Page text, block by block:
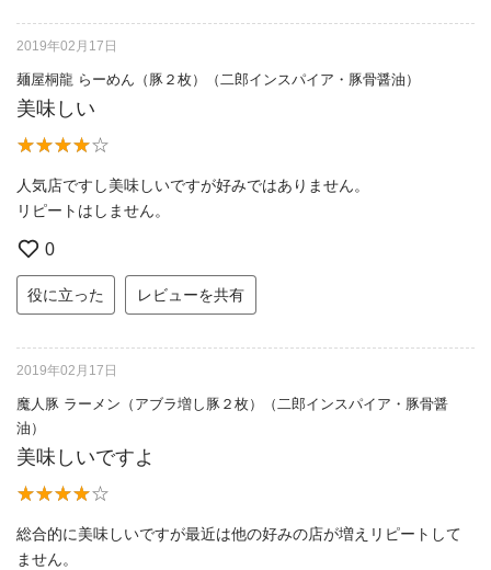
2019年02月17日
麺屋桐龍 らーめん（豚２枚）（二郎インスパイア・豚骨醤油）
美味しい
人気店ですし美味しいですが好みではありません。
リピートはしません。
0
役に立った レビューを共有
2019年02月17日
魔人豚 ラーメン（アブラ増し豚２枚）（二郎インスパイア・豚骨醤
油）
美味しいですよ
総合的に美味しいですが最近は他の好みの店が増えリピートして
ません。